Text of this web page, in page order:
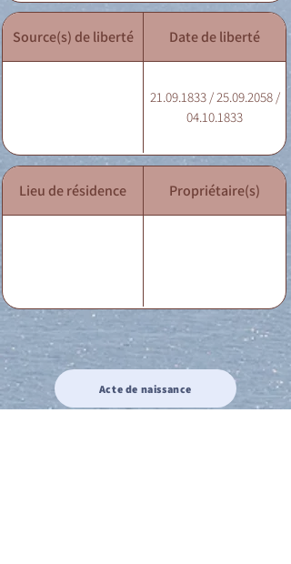
Source(s) de liberté Date de liberté
21.09.1833 / 25.09.2058 /
04.10.1833
Lieu de résidence Propriétaire(s)
Acte de naissance